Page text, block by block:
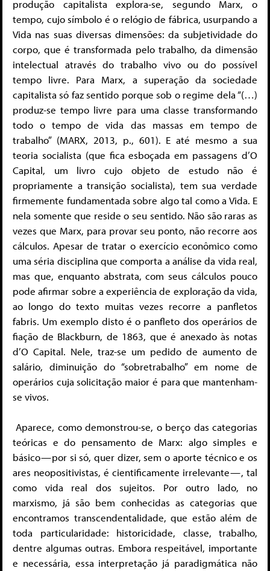
produção capitalista explora-se, segundo Marx, o
tempo, cujo símbolo é o relógio de fábrica, usurpando a
Vida nas suas diversas dimensões: da subjetividade do
corpo, que é transformada pelo trabalho, da dimensão
intelectual através do trabalho vivo ou do possível
tempo livre. Para Marx, a superação da sociedade
capitalista só faz sentido porque sob o regime dela “(…)
produz-se tempo livre para uma classe transformando
todo o tempo de vida das massas em tempo de
trabalho” (MARX, 2013, p., 601). E até mesmo a sua
teoria socialista (que fica esboçada em passagens d’O
Capital, um livro cujo objeto de estudo não é
propriamente a transição socialista), tem sua verdade
firmemente fundamentada sobre algo tal como a Vida. E
nela somente que reside o seu sentido. Não são raras as
vezes que Marx, para provar seu ponto, não recorre aos
cálculos. Apesar de tratar o exercício econômico como
uma séria disciplina que comporta a análise da vida real,
mas que, enquanto abstrata, com seus cálculos pouco
pode afirmar sobre a experiência de exploração da vida,
ao longo do texto muitas vezes recorre a panfletos
fabris. Um exemplo disto é o panfleto dos operários de
fiação de Blackburn, de 1863, que é anexado às notas
d’O Capital. Nele, traz-se um pedido de aumento de
salário, diminuição do “sobretrabalho” em nome de
operários cuja solicitação maior é para que mantenham-
se vivos.
Aparece, como demonstrou-se, o berço das categorias
teóricas e do pensamento de Marx: algo simples e
básico — por si só, quer dizer, sem o aporte técnico e os
ares neopositivistas, é cientificamente irrelevante — , tal
como vida real dos sujeitos. Por outro lado, no
marxismo, já são bem conhecidas as categorias que
encontramos transcendentalidade, que estão além de
toda particularidade: historicidade, classe, trabalho,
dentre algumas outras. Embora respeitável, importante
e necessária, essa interpretação já paradigmática não